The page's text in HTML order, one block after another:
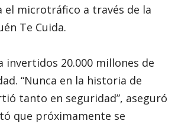
el microtráfico a través de la
Te Cuida.
invertidos 20.000 millones de
“Nunca en la historia de
tanto en seguridad”, aseguró
que próximamente se